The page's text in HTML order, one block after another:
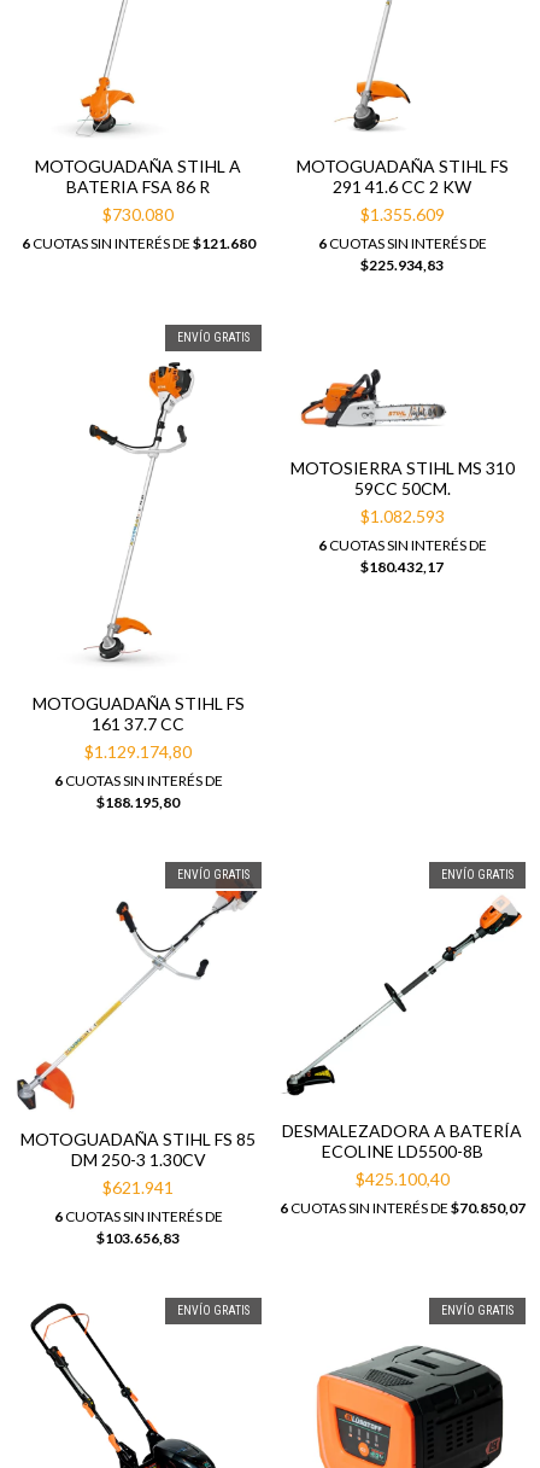
MOTOGUADAÑA STIHL A
BATERIA FSA 86 R
$730.080
6CUOTAS SIN INTERÉS DE $121.680
MOTOGUADAÑA STIHL FS
291 41.6 CC 2 KW
$1.355.609
6CUOTAS SIN INTERÉS DE
$225.934,83
ENVÍO GRATIS
MOTOGUADAÑA STIHL FS
161 37.7 CC
$1.129.174,80
6CUOTAS SIN INTERÉS DE
$188.195,80
MOTOSIERRA STIHL MS 310
59CC 50CM.
$1.082.593
6CUOTAS SIN INTERÉS DE
$180.432,17
ENVÍO GRATIS
MOTOGUADAÑA STIHL FS 85
DM 250-3 1.30CV
$621.941
6CUOTAS SIN INTERÉS DE
$103.656,83
ENVÍO GRATIS
DESMALEZADORA A BATERÍA
ECOLINE LD5500-8B
$425.100,40
6CUOTAS SIN INTERÉS DE $70.850,07
ENVÍO GRATIS ENVÍO GRATIS